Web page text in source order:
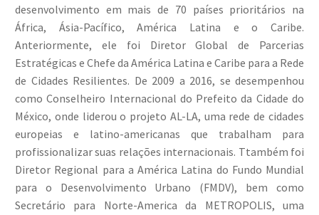
desenvolvimento em mais de 70 países prioritários na
África, Ásia-Pacífico, América Latina e o Caribe.
Anteriormente, ele foi Diretor Global de Parcerias
Estratégicas e Chefe da América Latina e Caribe para a Rede
de Cidades Resilientes. De 2009 a 2016, se desempenhou
como Conselheiro Internacional do Prefeito da Cidade do
México, onde liderou o projeto AL-LA, uma rede de cidades
europeias e latino-americanas que trabalham para
profissionalizar suas relações internacionais. Ttambém foi
Diretor Regional para a América Latina do Fundo Mundial
para o Desenvolvimento Urbano (FMDV), bem como
Secretário para Norte-America da METROPOLIS, uma